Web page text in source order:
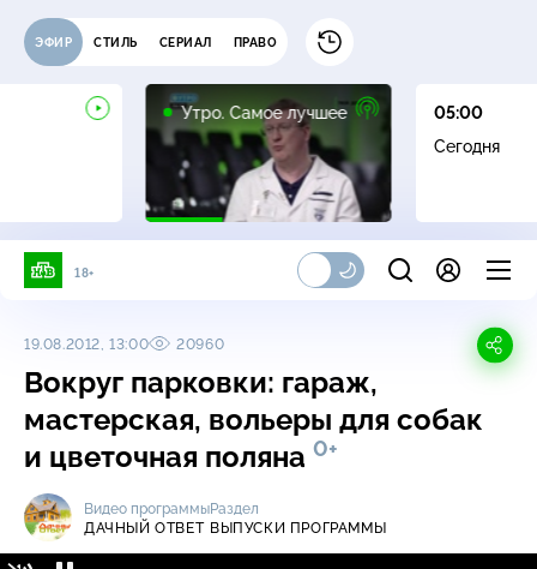
ЭФИР СТИЛЬ СЕРИАЛ ПРАВО
Утро. Самое лучшее
16+
05:00
Сегодня
18+
19.08.2012, 13:00 20960
Вокруг парковки: гараж,
мастерская, вольеры для собак
и цветочная поляна 0+
Видео программы
ДАЧНЫЙ ОТВЕТ
Раздел
ВЫПУСКИ ПРОГРАММЫ